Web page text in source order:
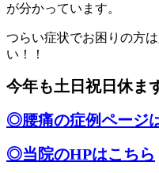
が分かっています。
つらい症状でお困りの方
い！！
今年も土日祝日休ま
◎腰痛の症例ページ
◎当院のHPはこちら